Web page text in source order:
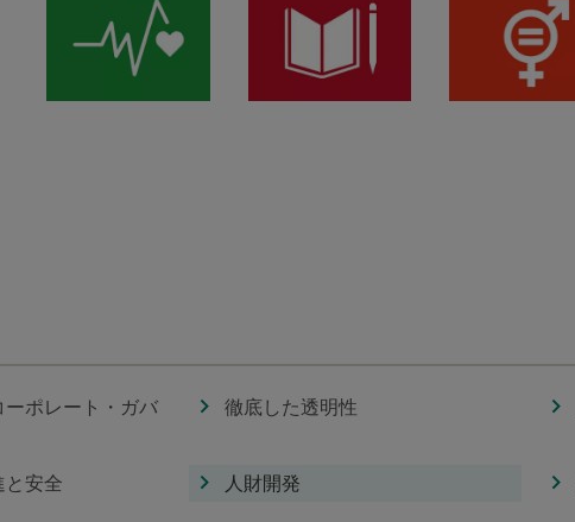
ポレート・ガバ
徹底した透明性
と安全 人財開発